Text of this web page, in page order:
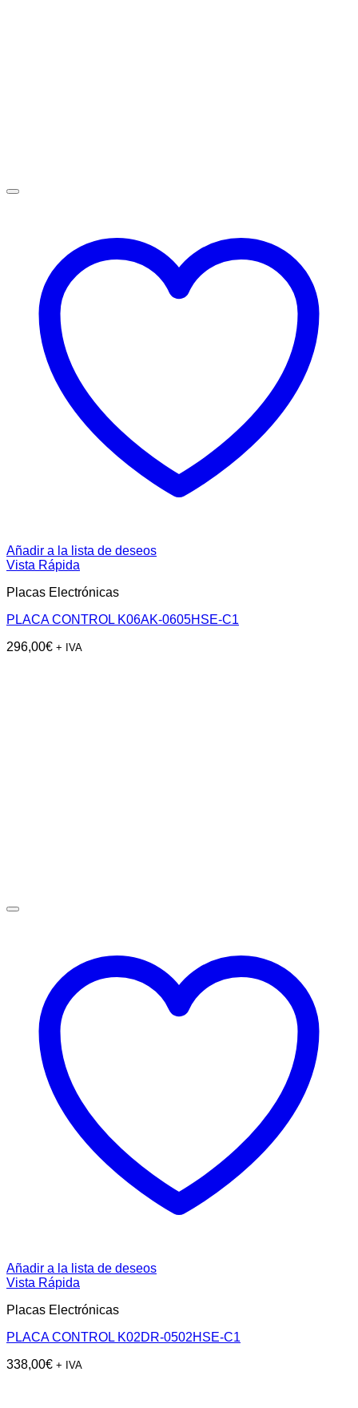
Añadir a la lista de deseos
Vista Rápida
Placas Electrónicas
PLACA CONTROL K06AK-0605HSE-C1
296,00€ + IVA
Añadir a la lista de deseos
Vista Rápida
Placas Electrónicas
PLACA CONTROL K02DR-0502HSE-C1
338,00€ + IVA